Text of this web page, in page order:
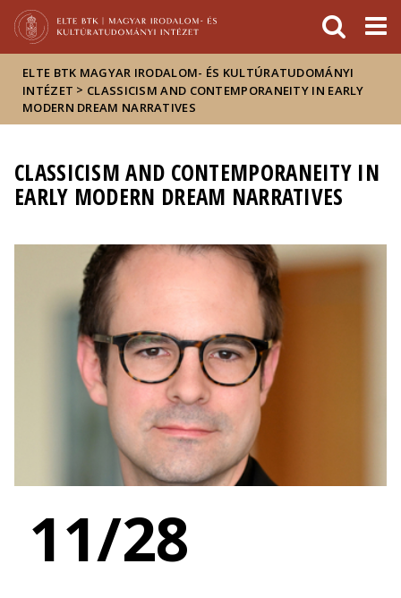
Hírek
Események
ELTE a
sajtóban
ELTE BTK MAGYAR IRODALOM- ÉS KULTÚRATUDOMÁNYI
INTÉZET > CLASSICISM AND CONTEMPORANEITY IN EARLY
MODERN DREAM NARRATIVES
CLASSICISM AND CONTEMPORANEITY IN
EARLY MODERN DREAM NARRATIVES
11/28